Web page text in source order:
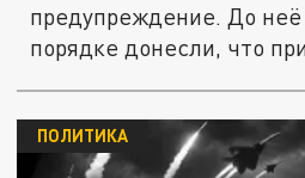
предупреждение. До неё
порядке донесли, что
ПОЛИТИКА